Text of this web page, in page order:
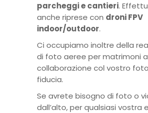
parcheggi e cantieri.
anche riprese con droni FPV
indoor/outdoor.
Ci occupiamo inoltre della
di foto aeree per matrimoni
collaborazione col vostro
fiducia.
Se avrete bisogno di foto o
dall’alto, per qualsiasi vostra